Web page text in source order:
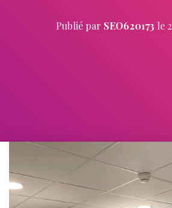
Publié par SEO620173 le